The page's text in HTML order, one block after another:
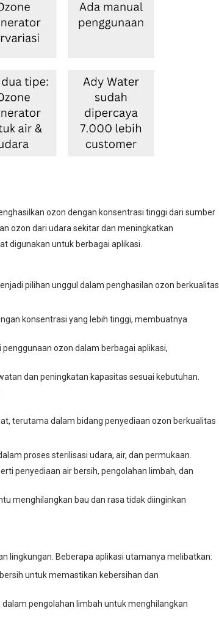
ozon dengan konsentrasi tinggi dari sumber
ozon dari udara sekitar dan meningkatkan
digunakan untuk berbagai aplikasi.
pilihan unggul dalam penghasilan ozon berkualitas
konsentrasi yang lebih tinggi, membuatnya
ozon dalam berbagai aplikasi,
dan peningkatan kapasitas sesuai kebutuhan.
terutama dalam bidang penyediaan ozon berkualitas
proses sterilisasi udara, air, dan permukaan.
penyediaan air bersih, pengolahan limbah, dan
menghilangkan bau dan rasa tidak diinginkan
lingkungan. Beberapa aplikasi utamanya melibatkan:
untuk memastikan kebersihan dan
pengolahan limbah untuk menghilangkan